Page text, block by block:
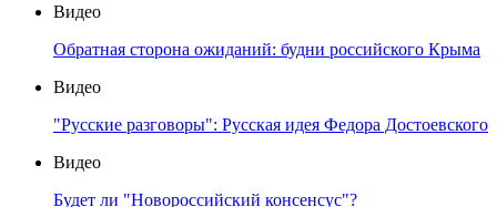
Видео
Обратная сторона ожиданий: будни российского Крыма
Видео
"Русские разговоры": Русская идея Федора Достоевского
Видео
Будет ли "Новороссийский консенсус"?